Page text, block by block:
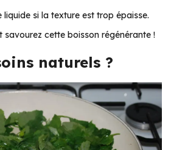
liquide si la texture est trop épaisse.
savourez cette boisson régénérante !
naturels ?